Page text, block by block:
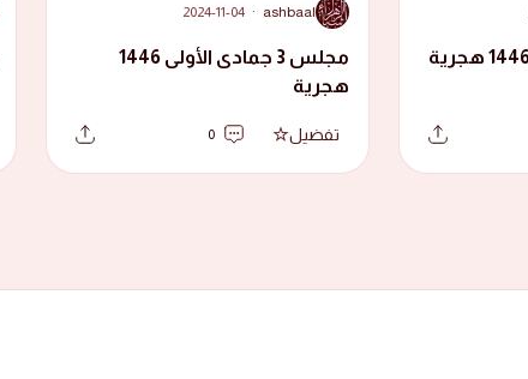
A
ashbaal
·
2024-11-04
مجلس 3 جمادى الأولى 1446
هجرية
تفضيل 0